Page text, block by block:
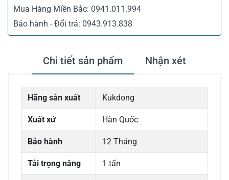
Mua Hàng Miền Bắc: 0941.011.994
Bảo hành - Đổi trả: 0943.913.838
Chi tiết sản phẩm Nhận xét
Hãng sản xuất Kukdong
Xuất xứ Hàn Quốc
Bảo hành 12 Tháng
Tải trọng nâng 1 tấn